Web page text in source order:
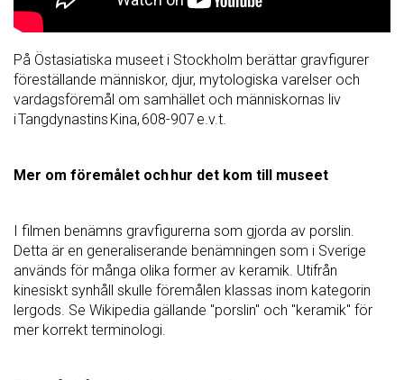
På Östasiatiska museet i Stockholm berättar gravfigurer
föreställande människor, djur, mytologiska varelser och
vardagsföremål om samhället och människornas liv
iTangdynastins Kina, 608-907 e.v.t.
Mer om föremålet och hur det kom till museet
I filmen benämns gravfigurerna som gjorda av porslin.
Detta är en generaliserande benämningen som i Sverige
används för många olika former av keramik. Utifrån
kinesiskt synhåll skulle föremålen klassas inom kategorin
lergods. Se Wikipedia gällande "porslin" och "keramik" för
mer korrekt terminologi.